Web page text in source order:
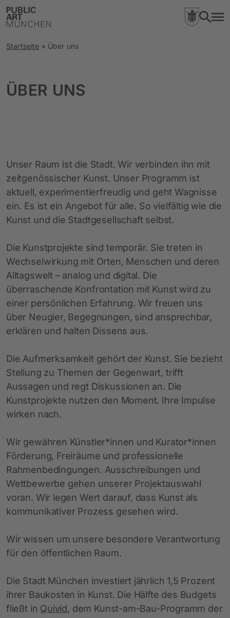
Startseite » Über uns
ÜBER UNS
Unser Raum ist die Stadt. Wir verbinden ihn mit
zeitgenössischer Kunst. Unser Programm ist
aktuell, experimentierfreudig und geht Wagnisse
ein. Es ist ein Angebot für alle. So vielfältig wie die
Kunst und die Stadtgesellschaft selbst.
Die Kunstprojekte sind temporär. Sie treten in
Wechselwirkung mit Orten, Menschen und deren
Alltagswelt – analog und digital. Die
überraschende Konfrontation mit Kunst wird zu
einer persönlichen Erfahrung. Wir freuen uns
über Neugier, Begegnungen, sind ansprechbar,
erklären und halten Dissens aus.
Die Aufmerksamkeit gehört der Kunst. Sie bezieht
Stellung zu Themen der Gegenwart, trifft
Aussagen und regt Diskussionen an. Die
Kunstprojekte nutzen den Moment. Ihre Impulse
wirken nach.
Wir gewähren Künstler*innen und Kurator*innen
Förderung, Freiräume und professionelle
Rahmenbedingungen. Ausschreibungen und
Wettbewerbe gehen unserer Projektauswahl
voran. Wir legen Wert darauf, dass Kunst als
kommunikativer Prozess gesehen wird.
Wir wissen um unsere besondere Verantwortung
für den öffentlichen Raum.
Die Stadt München investiert jährlich 1,5 Prozent
ihrer Baukosten in Kunst. Die Hälfte des Budgets
fließt in Quivid, dem Kunst-am-Bau-Programm der